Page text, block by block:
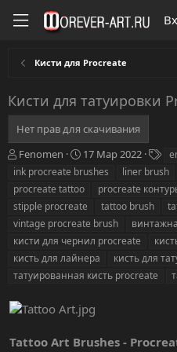
Кисти для Procreate
Кисти для татуировки
Нет прав для скачивания
А
в
о
р
Fenomen
Д
а
а
с
о
з
н
я
17 Мар 2022
е
и
ink procreate brushes
liner brush
procreate tattoo
procreate
stipple procreate
tattoo brush
vintage procreate brush
кисти для чернил procreate
кисть для лайнера
кисть для
татуированная кисть procreate
Tattoo Art Brushes -